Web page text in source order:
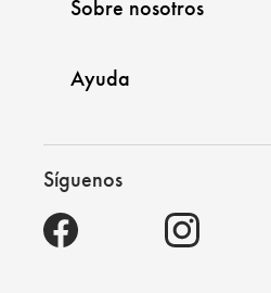
Sobre nosotros
Ayuda
Síguenos